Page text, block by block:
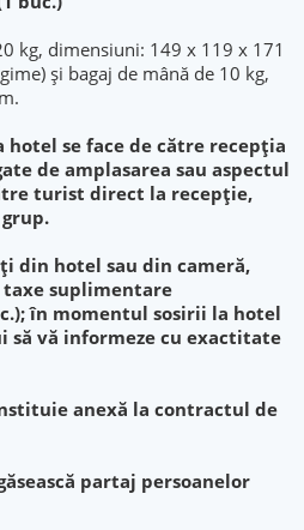
kg, dimensiuni: 149 x 119 x 171
și bagaj de mână de 10 kg,
se face de către recepția
de amplasarea sau aspectul
turist direct la recepție,
din hotel sau din cameră,
suplimentare
în momentul sosirii la hotel
vă informeze cu exactitate
anexă la contractul de
partaj persoanelor